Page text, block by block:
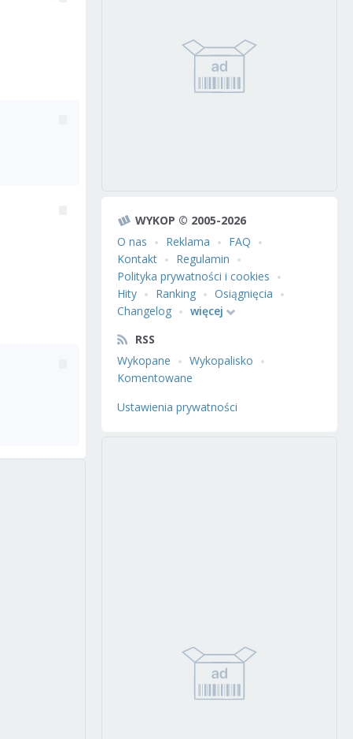
WYKOP © 2005-2026
O nas
Reklama
FAQ
Kontakt
Regulamin
Polityka prywatności i cookies
Hity
Ranking
Osiągnięcia
Changelog
więcej
RSS
Wykopane
Wykopalisko
Komentowane
Ustawienia prywatności